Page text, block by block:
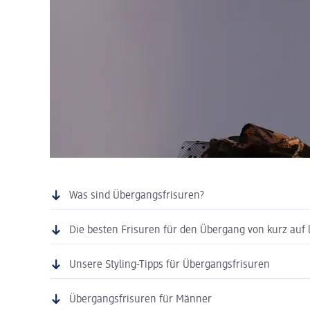
Was sind Übergangsfrisuren?
Die besten Frisuren für den Übergang von kurz auf
Unsere Styling-Tipps für Übergangsfrisuren
Übergangsfrisuren für Männer